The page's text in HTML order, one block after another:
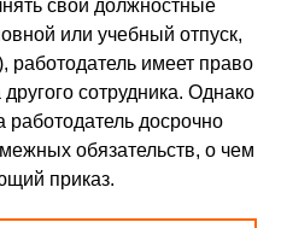
свои должностные
или учебный отпуск,
работодатель имеет право
сотрудника. Однако
работодатель досрочно
обязательств, о чем
приказ.